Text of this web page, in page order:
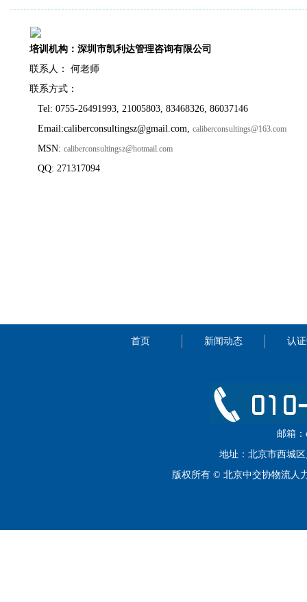
培训机构：深圳市凯利达管理咨询有限公司
联系人： 何老师
联系方式：
Tel: 0755-26491993, 21005803, 83468326, 86037146
Email:caliberconsultingsz@gmail.com, caliberconsultings@163.com
MSN: caliberconsultingsz@hotmail.com
QQ: 271317094
首页 新闻动态 认
邮箱：
地址：北京市西城区
版权所有 © 北京中交协物流人